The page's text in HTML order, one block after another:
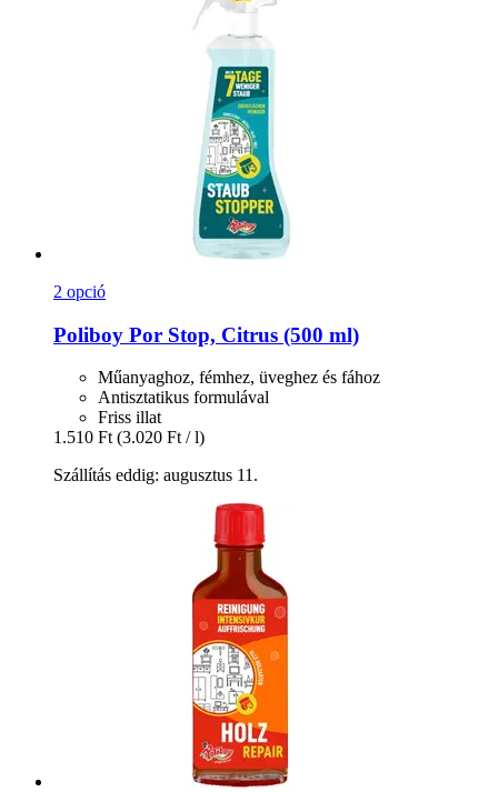
2 opció
Poliboy Por Stop, Citrus (500 ml)
Műanyaghoz, fémhez, üveghez és fához
Antisztatikus formulával
Friss illat
1.510 Ft (3.020 Ft / l)
Szállítás eddig: augusztus 11.